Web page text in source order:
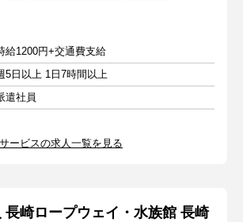
給1200円+交通費支給
5日以上 1日7時間以上
遣社員
ービスの求人一覧を見る
長崎ロープウェイ・水族館 長崎